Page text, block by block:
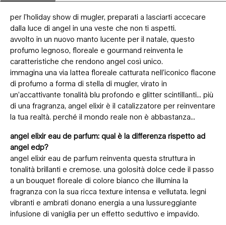
per l’holiday show di mugler, preparati a lasciarti accecare
dalla luce di angel in una veste che non ti aspetti.
avvolto in un nuovo manto lucente per il natale, questo
profumo legnoso, floreale e gourmand reinventa le
caratteristiche che rendono angel così unico.
immagina una via lattea floreale catturata nell’iconico flacone
di profumo a forma di stella di mugler, virato in
un’accattivante tonalità blu profondo e glitter scintillanti... più
di una fragranza, angel elixir è il catalizzatore per reinventare
la tua realtà. perché il mondo reale non è abbastanza...
angel elixir eau de parfum: qual è la differenza rispetto ad
angel edp?
angel elixir eau de parfum reinventa questa struttura in
tonalità brillanti e cremose. una golosità dolce cede il passo
a un bouquet floreale di colore bianco che illumina la
fragranza con la sua ricca texture intensa e vellutata. legni
vibranti e ambrati donano energia a una lussureggiante
infusione di vaniglia per un effetto seduttivo e impavido.